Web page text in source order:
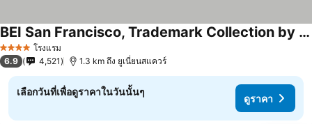
4 ดาว โรงแรม
BEI San Francisco, Trademark Collection by Wyndham
ดูราคา
6.9 4,521 1.3 km ถึง ยูเนี่ยนสแควร์
เลือกวันที่เพื่อดูราคาในวันนั้นๆ
ดูราคา